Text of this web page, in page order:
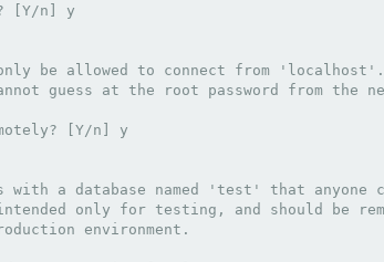
users?
be allowed to connect from
guess at the root password from the
[Y/n] y
with a database named 'test' that anyone
only for testing, and should be
environment.